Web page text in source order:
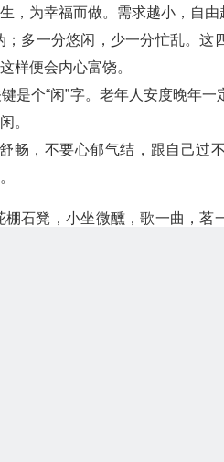
为幸福而做。需求越小，自由
多一分悠闲，少一分忙乱。这
样便会内心富饶。
是个“闲”字。老年人安度晚年
。
畅，不要心郁气结，跟自己过
石凳，小坐微醺，歌一曲，茗